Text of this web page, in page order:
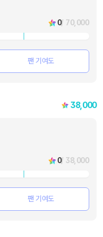
0/ 70,000
팬 기여도
38,000
0/ 38,000
팬 기여도